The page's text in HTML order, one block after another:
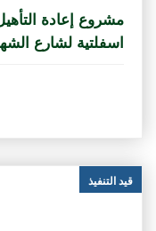
مشروع إعادة
اسفلتية لشارع
قيد التنفيذ